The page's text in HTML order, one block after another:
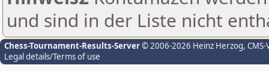
und sind in der Liste nicht
Chess-Tournament-Results-Server© 2006-2026 Heinz Herzog,
Legal details/Terms of use